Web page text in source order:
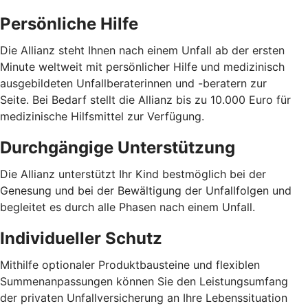
Persönliche Hilfe
Die Allianz steht Ihnen nach einem Unfall ab der ersten
Minute weltweit mit persönlicher Hilfe und medizinisch
ausgebildeten Unfallberaterinnen und -beratern zur
Seite. Bei Bedarf stellt die Allianz bis zu 10.000 Euro für
medizinische Hilfsmittel zur Verfügung.
Durchgängige Unterstützung
Die Allianz unterstützt Ihr Kind bestmöglich bei der
Genesung und bei der Bewältigung der Unfallfolgen und
begleitet es durch alle Phasen nach einem Unfall.
Individueller Schutz
Mithilfe optionaler Produktbausteine und flexiblen
Summenanpassungen können Sie den Leistungsumfang
der privaten Unfallversicherung an Ihre Lebenssituation